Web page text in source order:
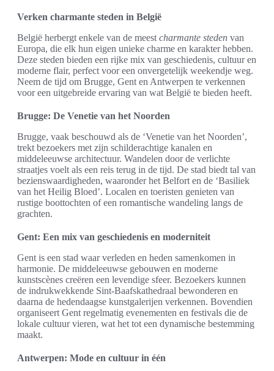
Verken charmante steden in België
België herbergt enkele van de meest charmante steden van
Europa, die elk hun eigen unieke charme en karakter hebben.
Deze steden bieden een rijke mix van geschiedenis, cultuur en
moderne flair, perfect voor een onvergetelijk weekendje weg.
Neem de tijd om Brugge, Gent en Antwerpen te verkennen
voor een uitgebreide ervaring van wat België te bieden heeft.
Brugge: De Venetie van het Noorden
Brugge, vaak beschouwd als de ‘Venetie van het Noorden’,
trekt bezoekers met zijn schilderachtige kanalen en
middeleeuwse architectuur. Wandelen door de verlichte
straatjes voelt als een reis terug in de tijd. De stad biedt tal van
bezienswaardigheden, waaronder het Belfort en de ‘Basiliek
van het Heilig Bloed’. Localen en toeristen genieten van
rustige boottochten of een romantische wandeling langs de
grachten.
Gent: Een mix van geschiedenis en moderniteit
Gent is een stad waar verleden en heden samenkomen in
harmonie. De middeleeuwse gebouwen en moderne
kunstscènes creëren een levendige sfeer. Bezoekers kunnen
de indrukwekkende Sint-Baafskathedraal bewonderen en
daarna de hedendaagse kunstgalerijen verkennen. Bovendien
organiseert Gent regelmatig evenementen en festivals die de
lokale cultuur vieren, wat het tot een dynamische bestemming
maakt.
Antwerpen: Mode en cultuur in één